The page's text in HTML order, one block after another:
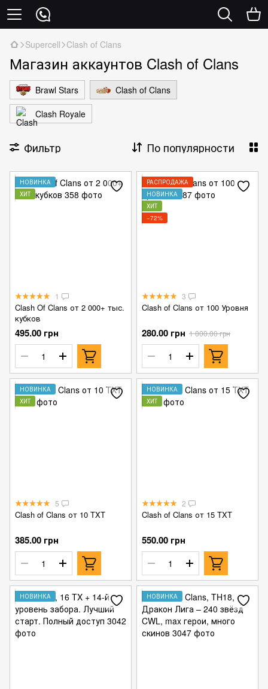
Supercell Clash of Clans
Магазин аккаунтов Clash of Clans
Brawl Stars
Clash of Clans
Clash Royale
Фильтр По популярности
НОВИНКА
ХИТ
1
Clash Of Clans от 2 000+ тыс.
кубков
495.00 грн
РАСПРОДАЖА
НОВИНКА
ХИТ
−72%
3
Clash of Clans от 100 Уровня
280.00 грн 1 000.00 грн
НОВИНКА
ХИТ
5
Clash of Clans от 10 TXT
385.00 грн
НОВИНКА
ХИТ
2
Clash of Clans от 15 TXT
550.00 грн
НОВИНКА НОВИНКА